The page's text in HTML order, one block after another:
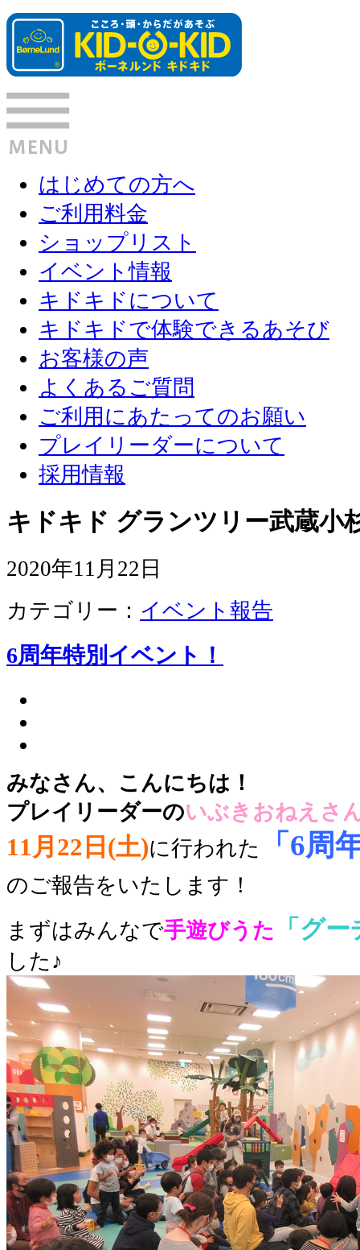
はじめての方へ
ご利用料金
ショップリスト
イベント情報
キドキドについて
キドキドで体験できるあそび
お客様の声
よくあるご質問
ご利用にあたってのお願い
プレイリーダーについて
採用情報
キドキド グランツリー武蔵小
2020年11月22日
カテゴリー： イベント報告
6周年特別イベント！
みなさん、こんにちは！
プレイリーダーのいぶきおねえさ
11月22日(土)に行われた 「6周
のご報告をいたします！
まずはみんなで手遊びうた 「グ
した♪